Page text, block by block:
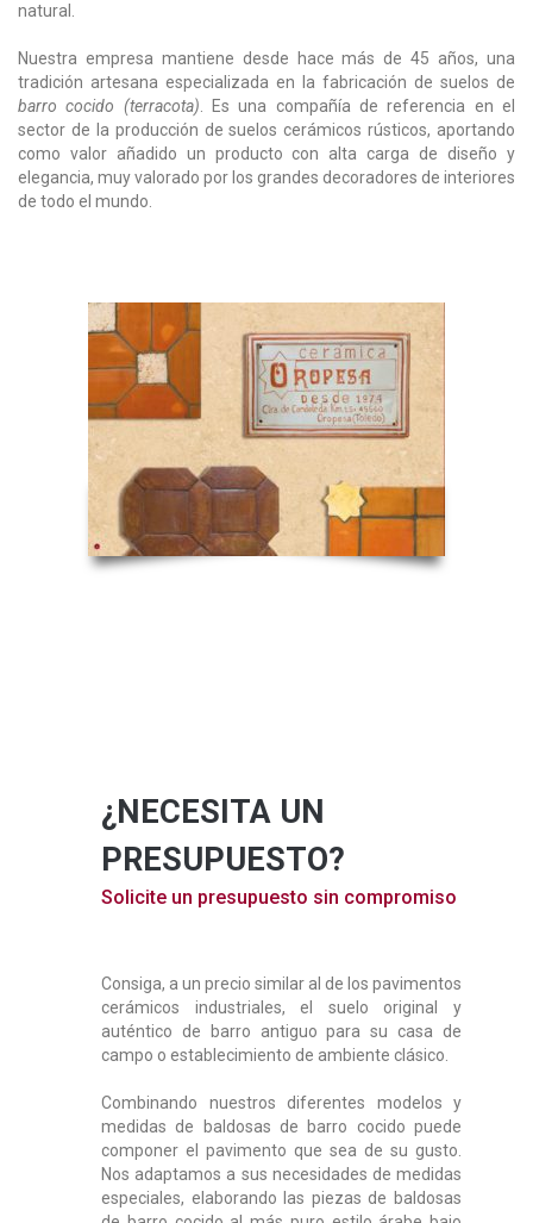
natural.
Nuestra empresa mantiene desde hace más de 45 años, una
tradición artesana especializada en la fabricación de suelos de
barro cocido (terracota) . Es una compañía de referencia en el
sector de la producción de suelos cerámicos rústicos, aportando
como valor añadido un producto con alta carga de diseño y
elegancia, muy valorado por los grandes decoradores de interiores
de todo el mundo.
¿NECESITA UN
PRESUPUESTO?
Solicite un presupuesto sin compromiso
Consiga, a un precio similar al de los pavimentos
cerámicos industriales, el suelo original y
auténtico de barro antiguo para su casa de
campo o establecimiento de ambiente clásico.
Combinando nuestros diferentes modelos y
medidas de baldosas de barro cocido puede
componer el pavimento que sea de su gusto.
Nos adaptamos a sus necesidades de medidas
especiales, elaborando las piezas de baldosas